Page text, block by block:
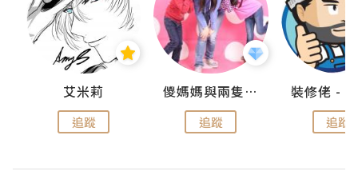
艾米莉
追蹤
儍媽媽與兩隻小魔怪之家
追蹤 追蹤